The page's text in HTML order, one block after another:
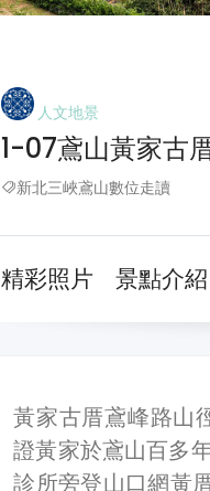
人文地景
1-07鳶山黃家古
新北三峽鳶山數位走讀
精彩照片 景點介紹
黃家古厝鳶峰路山
證黃家於鳶山百多
診所旁登山口網黃